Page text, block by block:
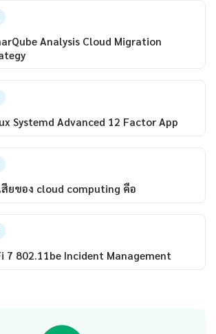
Analysis Cloud Migration
Systemd Advanced 12 Factor App
ยของ cloud computing คือ
7 802.11be Incident Management